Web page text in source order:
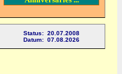
Status: 20.07.2008
Datum: 07.08.2026